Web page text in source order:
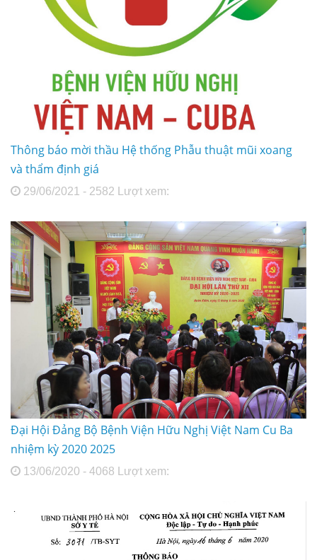
Thông báo mời thầu Hệ thống Phẫu thuật mũi xoang
và thẩm định giá
29/06/2021 - 2582 Lượt xem:
Đại Hội Đảng Bộ Bệnh Viện Hữu Nghị Việt Nam Cu Ba
nhiệm kỳ 2020 2025
13/06/2020 - 4068 Lượt xem: